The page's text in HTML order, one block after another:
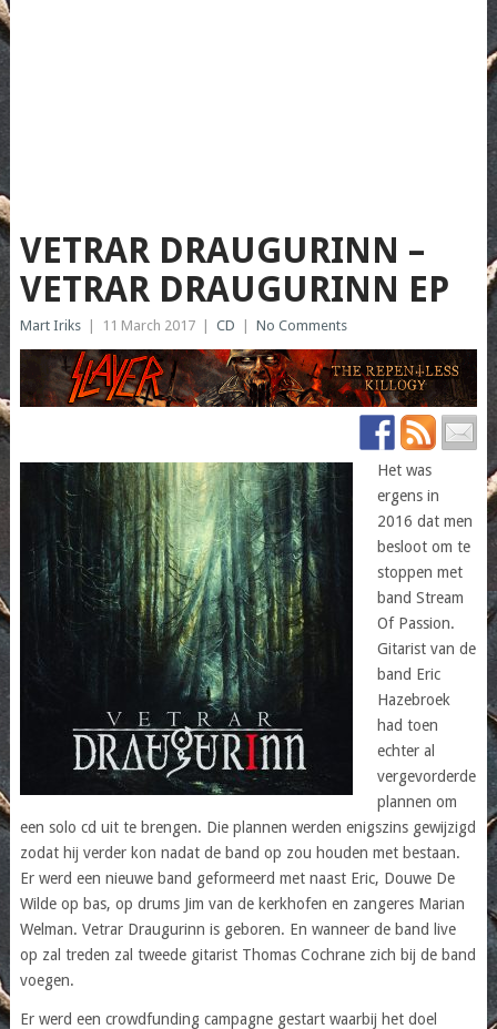
VETRAR DRAUGURINN –
VETRAR DRAUGURINN EP
Mart Iriks 11 March 2017 CD No Comments
Het was
ergens in
2016 dat men
besloot om te
stoppen met
band Stream
Of Passion.
Gitarist van de
band Eric
Hazebroek
had toen
echter al
vergevorderde
plannen om
een solo cd uit te brengen. Die plannen werden enigszins gewijzigd
zodat hij verder kon nadat de band op zou houden met bestaan.
Er werd een nieuwe band geformeerd met naast Eric, Douwe De
Wilde op bas, op drums Jim van de kerkhofen en zangeres Marian
Welman. Vetrar Draugurinn is geboren. En wanneer de band live
op zal treden zal tweede gitarist Thomas Cochrane zich bij de band
voegen.
Er werd een crowdfunding campagne gestart waarbij het doel